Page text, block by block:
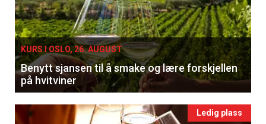
KURS I OSLO, 26. AUGUST
Benytt sjansen til å smake og lære forskjellen
på hvitviner
Ledig plass